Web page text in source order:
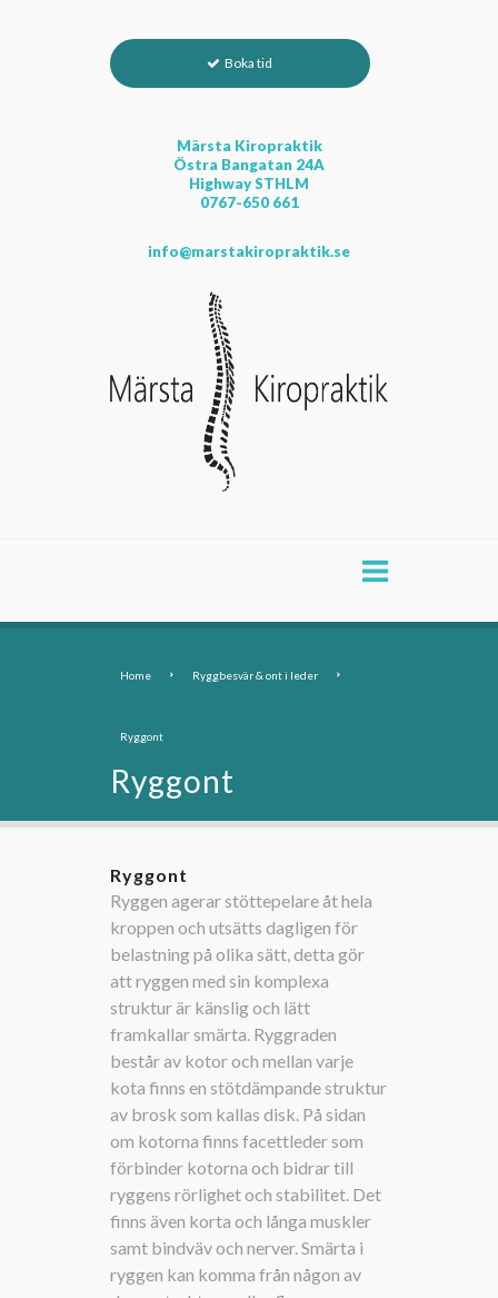
Boka tid
Märsta Kiropraktik
Östra Bangatan 24A
Highway STHLM
0767-650 661
info@marstakiropraktik.se
Home Ryggbesvär & ont i leder
Ryggont
Ryggont
Ryggont
Ryggen agerar stöttepelare åt hela
kroppen och utsätts dagligen för
belastning på olika sätt, detta gör
att ryggen med sin komplexa
struktur är känslig och lätt
framkallar smärta. Ryggraden
består av kotor och mellan varje
kota finns en stötdämpande struktur
av brosk som kallas disk. På sidan
om kotorna finns facettleder som
förbinder kotorna och bidrar till
ryggens rörlighet och stabilitet. Det
finns även korta och långa muskler
samt bindväv och nerver. Smärta i
ryggen kan komma från någon av